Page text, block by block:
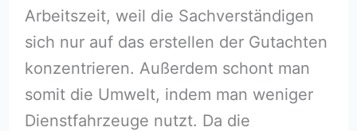
Arbeitszeit, weil die Sachverständigen
sich nur auf das erstellen der Gutachten
konzentrieren. Außerdem schont man
somit die Umwelt, indem man weniger
Dienstfahrzeuge nutzt. Da die